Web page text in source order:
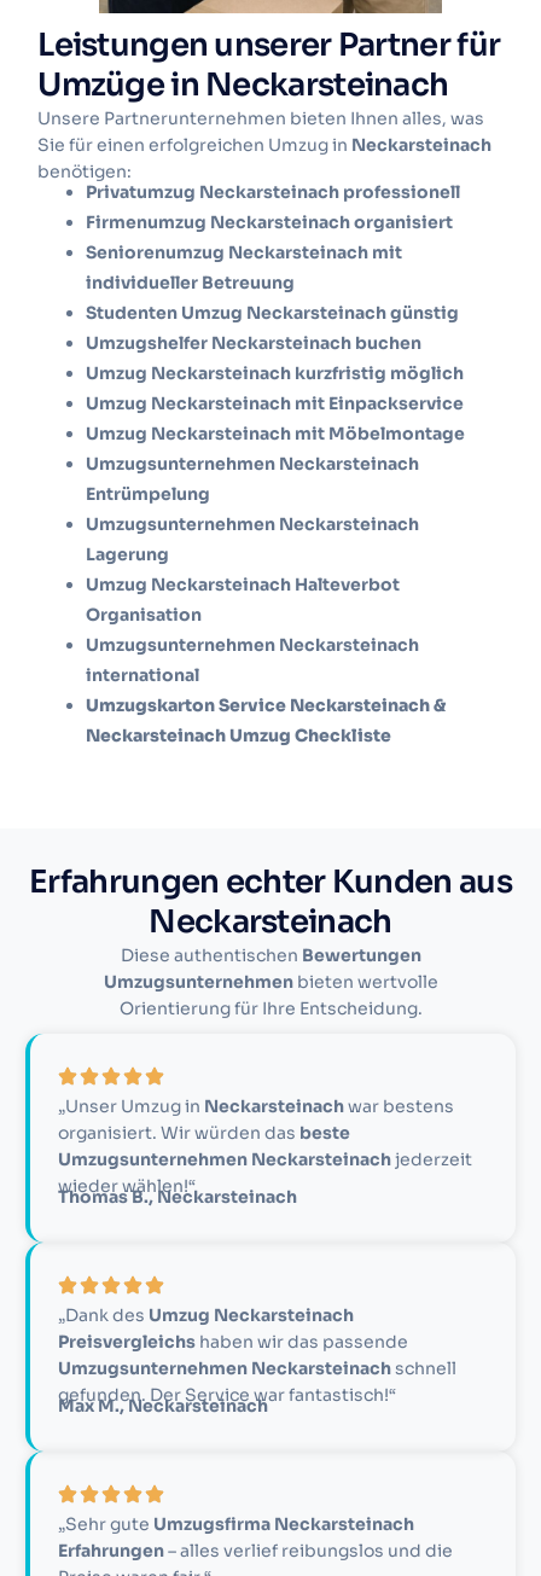
Leistungen unserer Partner für
Umzüge in Neckarsteinach
Unsere Partnerunternehmen bieten Ihnen alles, was
Sie für einen erfolgreichen Umzug in Neckarsteinach
benötigen:
Privatumzug Neckarsteinach professionell
Firmenumzug Neckarsteinach organisiert
Seniorenumzug Neckarsteinach mit
individueller Betreuung
Studenten Umzug Neckarsteinach günstig
Umzugshelfer Neckarsteinach buchen
Umzug Neckarsteinach kurzfristig möglich
Umzug Neckarsteinach mit Einpackservice
Umzug Neckarsteinach mit Möbelmontage
Umzugsunternehmen Neckarsteinach
Entrümpelung
Umzugsunternehmen Neckarsteinach
Lagerung
Umzug Neckarsteinach Halteverbot
Organisation
Umzugsunternehmen Neckarsteinach
international
Umzugskarton Service Neckarsteinach &
Neckarsteinach Umzug Checkliste
Erfahrungen echter Kunden aus
Neckarsteinach
Diese authentischen Bewertungen
Umzugsunternehmenbieten wertvolle
Orientierung für Ihre Entscheidung.
„Unser Umzug in Neckarsteinachwar bestens
organisiert. Wir würden das beste
Umzugsunternehmen Neckarsteinachjederzeit
wieder wählen!“
Thomas B., Neckarsteinach
„Dank des Umzug Neckarsteinach
Preisvergleichs haben wir das passende
Umzugsunternehmen Neckarsteinachschnell
gefunden. Der Service war fantastisch!“
Max M., Neckarsteinach
„Sehr gute Umzugsfirma Neckarsteinach
Erfahrungen– alles verlief reibungslos und die